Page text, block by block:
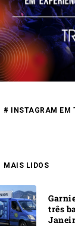
# INSTAGRAM EM
MAIS LIDOS
três